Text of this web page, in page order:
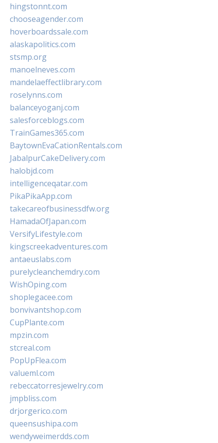
hingstonnt.com
chooseagender.com
hoverboardssale.com
alaskapolitics.com
stsmp.org
manoelneves.com
mandelaeffectlibrary.com
roselynns.com
balanceyoganj.com
salesforceblogs.com
TrainGames365.com
BaytownEvaCationRentals.com
JabalpurCakeDelivery.com
halobjd.com
intelligenceqatar.com
PikaPikaApp.com
takecareofbusinessdfw.org
HamadaOfJapan.com
VersifyLifestyle.com
kingscreekadventures.com
antaeuslabs.com
purelycleanchemdry.com
WishOping.com
shoplegacee.com
bonvivantshop.com
CupPlante.com
mpzin.com
stcreal.com
PopUpFlea.com
valueml.com
rebeccatorresjewelry.com
jmpbliss.com
drjorgerico.com
queensushipa.com
wendyweimerdds.com